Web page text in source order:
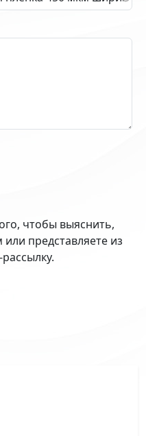
чтобы выяснить,
представляете из